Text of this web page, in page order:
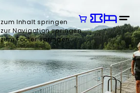
zum Inhalt springen
zur Navigation springen
zum Footer springen